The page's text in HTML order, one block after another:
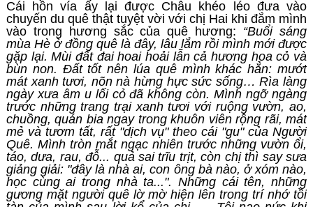
Cái hồn vía ấy lại được Châu khéo léo đưa vào
chuyến du quê thật tuyệt vời với chị Hai khi đắm mình
vào trong hương sắc của quê hương: “Buổi sáng
mùa Hè ở đồng quê là đây, lâu lắm rồi mình mới được
gặp lại. Mùi đất đai hoai hoải lẫn cả hương hoa cỏ và
bùn non. Đất tốt nên lúa quê mình khác hẳn: mướt
mát xanh tươi, nõn nà hừng hực sức sống… Rìa làng
ngày xưa âm u lối cỏ đã không còn. Mình ngỡ ngàng
trước những trang trại xanh tươi với ruộng vườn, ao,
chuồng, quán bia ngay trong khuôn viên rộng rãi, mát
mẻ và tươm tất, rất "dịch vụ" theo cái "gu" của Người
Quê. Mình tròn mắt ngạc nhiên trước những vườn ổi,
táo, dưa, rau, đỗ... quả sai trĩu trịt, còn chị thì say sưa
giảng giải: "đây là nhà ai, con ông bà nào, ở xóm nào,
học cùng ai trong nhà ta...". Những cái tên, những
gương mặt người quê lờ mờ hiện lên trong trí nhớ tồi